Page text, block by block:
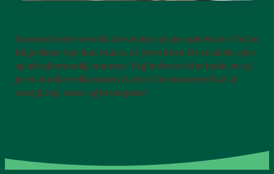
Sommerferie er en tid til eventyr og nye oplevelser. Ved at
følge disse tips kan I sikre, at jeres børn får en aktiv, sjov
og uforglemmelig sommer. Vi glæder os til at byde jer og
jeres familie velkommen i Leo’s til en sommer fuld af
energi, leg, latter og bevægelse!